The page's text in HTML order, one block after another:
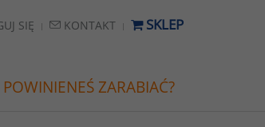
SIĘ KONTAKT SKLEP
POWINIENEŚ ZARABIAĆ?